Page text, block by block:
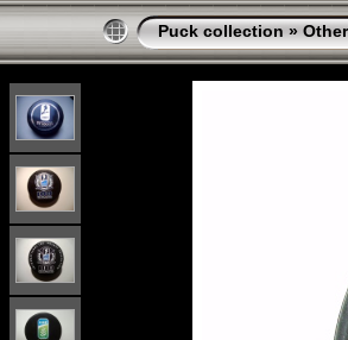
Puck collection »